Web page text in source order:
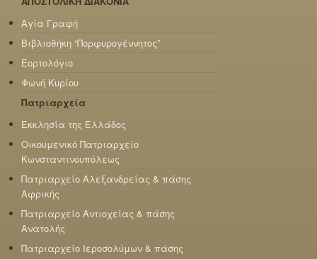
Αγία Γραφή
Βιβλιοθήκη “Πορφυρογέννητος”
Εορτολόγιο
Φωνή Κυρίου
Πατριαρχεία
Εκκλησία της Ελλάδος
Οικουμενικό Πατριαρχείο
Κωνσταντινουπόλεως
Πατριαρχείο Αλεξανδρείας & πάσης
Αφρικής
Πατριαρχείο Αντιοχείας & πάσης
Ανατολής
Πατριαρχείο Ιεροσολύμων & πάσης